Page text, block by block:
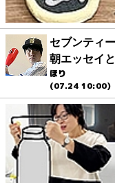
セブンティ
朝エッセイ
ほり
(07.24 10:00)